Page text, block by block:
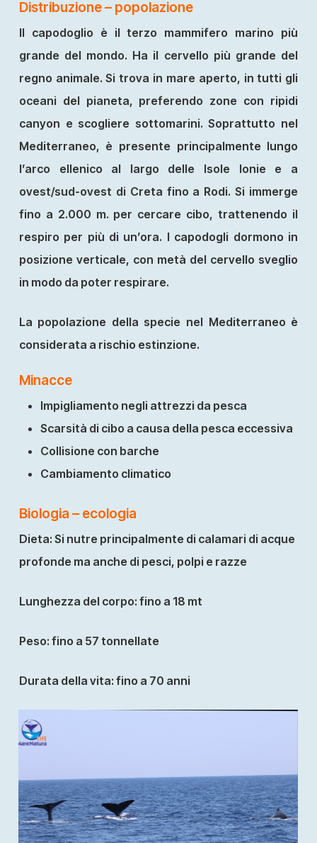
Distribuzione – popolazione
Il capodoglio è il terzo mammifero marino più
grande del mondo. Ha il cervello più grande del
regno animale. Si trova in mare aperto, in tutti gli
oceani del pianeta, preferendo zone con ripidi
canyon e scogliere sottomarini. Soprattutto nel
Mediterraneo, è presente principalmente lungo
l’arco ellenico al largo delle Isole Ionie e a
ovest/sud-ovest di Creta fino a Rodi. Si immerge
fino a 2.000 m. per cercare cibo, trattenendo il
respiro per più di un’ora. I capodogli dormono in
posizione verticale, con metà del cervello sveglio
in modo da poter respirare.
La popolazione della specie nel Mediterraneo è
considerata a rischio estinzione.
Minacce
Impigliamento negli attrezzi da pesca
Scarsità di cibo a causa della pesca eccessiva
Collisione con barche
Cambiamento climatico
Biologia – ecologia
Dieta: Si nutre principalmente di calamari di acque
profonde ma anche di pesci, polpi e razze
Lunghezza del corpo: fino a 18 mt
Peso: fino a 57 tonnellate
Durata della vita: fino a 70 anni